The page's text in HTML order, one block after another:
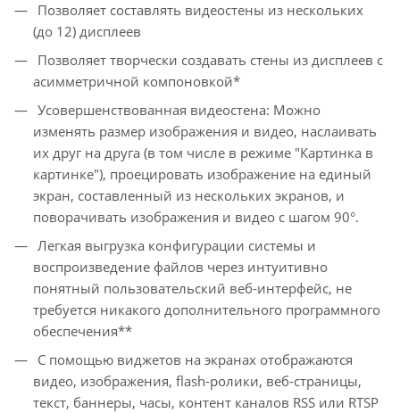
Позволяет составлять видеостены из нескольких
(до 12) дисплеев
Позволяет творчески создавать стены из дисплеев с
асимметричной компоновкой*
Усовершенствованная видеостена: Можно
изменять размер изображения и видео, наслаивать
их друг на друга (в том числе в режиме "Картинка в
картинке"), проецировать изображение на единый
экран, составленный из нескольких экранов, и
поворачивать изображения и видео с шагом 90°.
Легкая выгрузка конфигурации системы и
воспроизведение файлов через интуитивно
понятный пользовательский веб-интерфейс, не
требуется никакого дополнительного программного
обеспечения**
С помощью виджетов на экранах отображаются
видео, изображения, flash-ролики, веб-страницы,
текст, баннеры, часы, контент каналов RSS или RTSP